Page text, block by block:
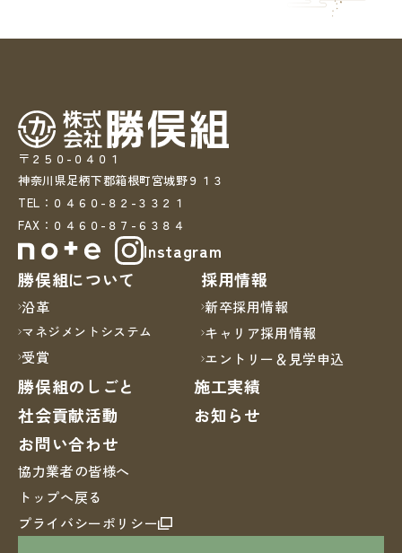
〒２５０-０４０１
神奈川県足柄下郡箱根町宮城野９１３
TEL：０４６０-８２-３３２１
FAX：０４６０-８７-６３８４
Instagram
勝俣組について
沿革
マネジメントシステム
受賞
採用情報
新卒採用情報
キャリア採用情報
エントリー＆見学申込
勝俣組のしごと
施工実績
社会貢献活動
お知らせ
お問い合わせ
協力業者の皆様へ
トップへ戻る
プライバシーポリシー